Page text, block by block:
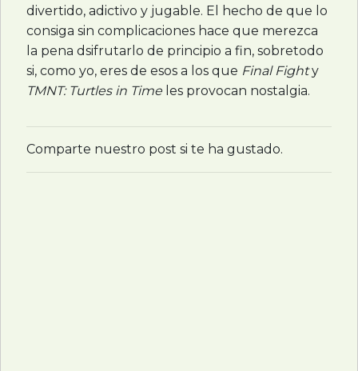
divertido, adictivo y jugable. El hecho de que lo
consiga sin complicaciones hace que merezca
la pena dsifrutarlo de principio a fin, sobretodo
si, como yo, eres de esos a los que Final Fighty
TMNT: Turtles in Time les provocan nostalgia.
Comparte nuestro post si te ha gustado.